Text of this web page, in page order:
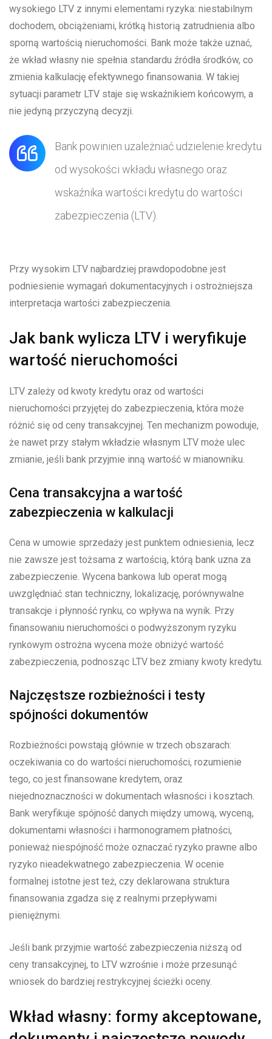
wysokiego LTV z innymi elementami ryzyka: niestabilnym
dochodem, obciążeniami, krótką historią zatrudnienia albo
sporną wartością nieruchomości. Bank może także uznać,
że wkład własny nie spełnia standardu źródła środków, co
zmienia kalkulację efektywnego finansowania. W takiej
sytuacji parametr LTV staje się wskaźnikiem końcowym, a
nie jedyną przyczyną decyzji.
Bank powinien uzależniać udzielenie kredytu
od wysokości wkładu własnego oraz
wskaźnika wartości kredytu do wartości
zabezpieczenia (LTV).
Przy wysokim LTV najbardziej prawdopodobne jest
podniesienie wymagań dokumentacyjnych i ostrożniejsza
interpretacja wartości zabezpieczenia.
Jak bank wylicza LTV i weryfikuje
wartość nieruchomości
LTV zależy od kwoty kredytu oraz od wartości
nieruchomości przyjętej do zabezpieczenia, która może
różnić się od ceny transakcyjnej. Ten mechanizm powoduje,
że nawet przy stałym wkładzie własnym LTV może ulec
zmianie, jeśli bank przyjmie inną wartość w mianowniku.
Cena transakcyjna a wartość
zabezpieczenia w kalkulacji
Cena w umowie sprzedaży jest punktem odniesienia, lecz
nie zawsze jest tożsama z wartością, którą bank uzna za
zabezpieczenie. Wycena bankowa lub operat mogą
uwzględniać stan techniczny, lokalizację, porównywalne
transakcje i płynność rynku, co wpływa na wynik. Przy
finansowaniu nieruchomości o podwyższonym ryzyku
rynkowym ostrożna wycena może obniżyć wartość
zabezpieczenia, podnosząc LTV bez zmiany kwoty kredytu.
Najczęstsze rozbieżności i testy
spójności dokumentów
Rozbieżności powstają głównie w trzech obszarach:
oczekiwania co do wartości nieruchomości, rozumienie
tego, co jest finansowane kredytem, oraz
niejednoznaczności w dokumentach własności i kosztach.
Bank weryfikuje spójność danych między umową, wyceną,
dokumentami własności i harmonogramem płatności,
ponieważ niespójność może oznaczać ryzyko prawne albo
ryzyko nieadekwatnego zabezpieczenia. W ocenie
formalnej istotne jest też, czy deklarowana struktura
finansowania zgadza się z realnymi przepływami
pieniężnymi.
Jeśli bank przyjmie wartość zabezpieczenia niższą od
ceny transakcyjnej, to LTV wzrośnie i może przesunąć
wniosek do bardziej restrykcyjnej ścieżki oceny.
Wkład własny: formy akceptowane,